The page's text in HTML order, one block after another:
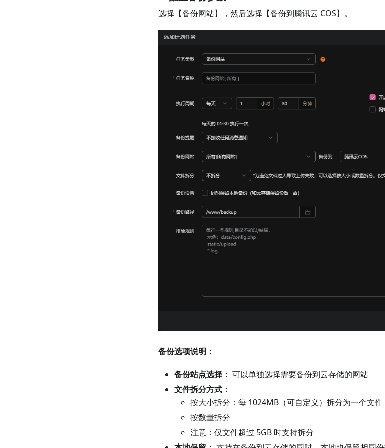
选择【备份网站】，然后选择【备份到腾讯云 COS】。
备份选项说明：
备份站点选择： 可以单独选择需要备份到云存储的网站
文件拆分方式：
按大小拆分：每 1024MB（可自定义）拆分为一个文件
按数量拆分
注意：仅文件超过 5GB 时支持拆分